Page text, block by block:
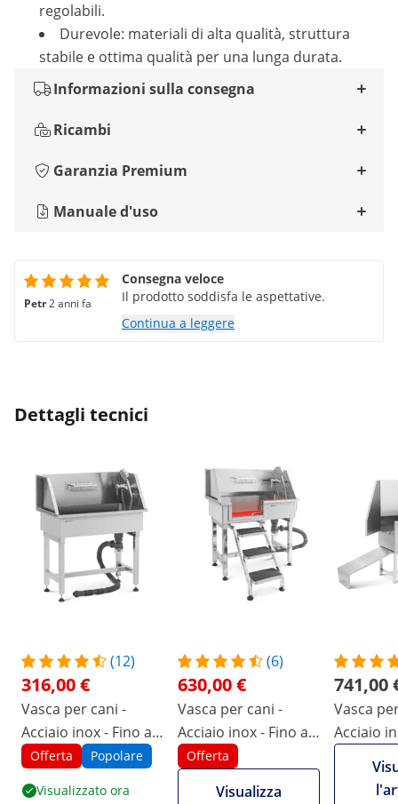
regolabili.
Durevole: materiali di alta qualità, struttura
stabile e ottima qualità per una lunga durata.
Informazioni sulla consegna
Ricambi
Garanzia Premium
Manuale d'uso
Petr2 anni fa
Consegna veloce
Il prodotto soddisfa le aspettative.
Continua a leggere
Dettagli tecnici
(12)
316,00 €
Vasca per cani -
Acciaio inox - Fino a
60 kg
Offerta Popolare
Visualizzato ora
(6)
630,00 €
Vasca per cani -
Acciaio inox - Fino a
60 kg - Con scaletta
Offerta
Visualizza
741,00
Vasca
Acciaio
accesso